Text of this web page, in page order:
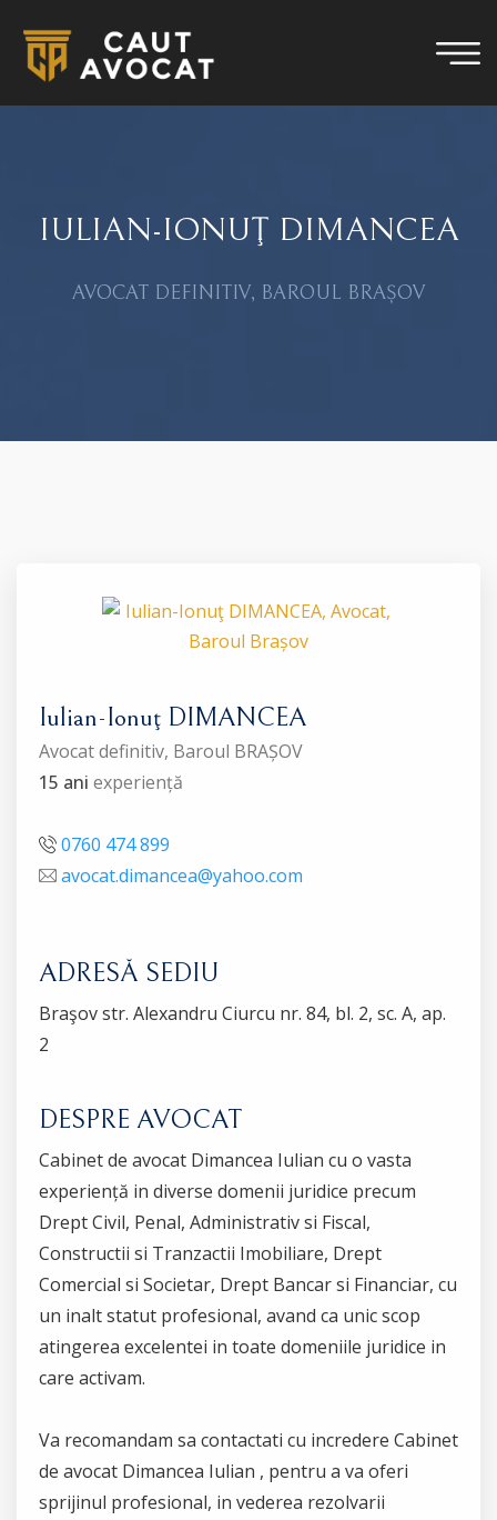
IULIAN-IONUŢ DIMANCEA
AVOCAT DEFINITIV, BAROUL BRAȘOV
Iulian-Ionuţ DIMANCEA
Avocat definitiv, Baroul BRAȘOV
15 ani experiență
0760 474 899
avocat.dimancea@yahoo.com
ADRESĂ SEDIU
Braşov str. Alexandru Ciurcu nr. 84, bl. 2, sc. A, ap.
2
DESPRE AVOCAT
Cabinet de avocat Dimancea Iulian cu o vasta
experiență in diverse domenii juridice precum
Drept Civil, Penal, Administrativ si Fiscal,
Constructii si Tranzactii Imobiliare, Drept
Comercial si Societar, Drept Bancar si Financiar, cu
un inalt statut profesional, avand ca unic scop
atingerea excelentei in toate domeniile juridice in
care activam.
Va recomandam sa contactati cu incredere Cabinet
de avocat Dimancea Iulian , pentru a va oferi
sprijinul profesional, in vederea rezolvarii